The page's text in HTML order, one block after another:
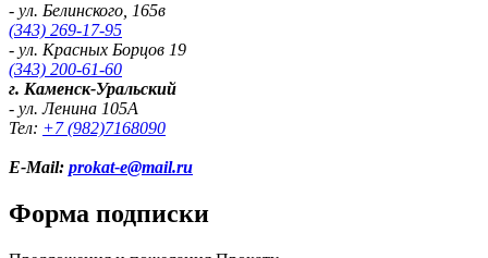
- ул. Белинского, 165в
(343) 269-17-95
- ул. Красных Борцов 19
(343) 200-61-60
г. Каменск-Уральский
- ул. Ленина 105А
Тел: +7 (982)7168090
E-Mail: prokat-e@mail.ru
Форма подписки